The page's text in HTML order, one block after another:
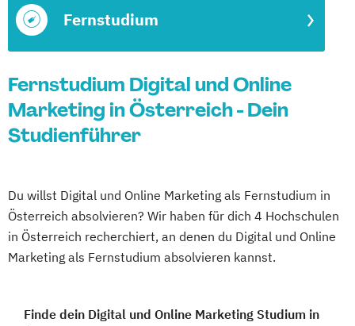
Fernstudium
Fernstudium Digital und Online
Marketing in Österreich - Dein
Studienführer
Du willst Digital und Online Marketing als Fernstudium in
Österreich absolvieren? Wir haben für dich 4 Hochschulen
in Österreich recherchiert, an denen du Digital und Online
Marketing als Fernstudium absolvieren kannst.
Finde dein Digital und Online Marketing Studium in